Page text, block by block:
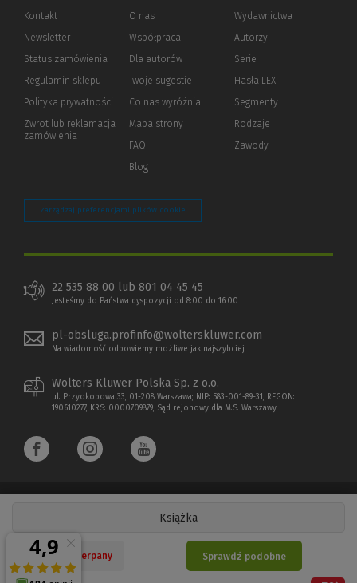
Książka
Nakład wyczerpany Sprawdź podobne
Kontakt
Newsletter
Status zamówienia
Regulamin sklepu
Polityka prywatności (Nowe
(Link
innej
Zwrot lub reklamacja
zamówienia
O nas
Współpraca
Dla autorów(Nowe
(Link
innej
strony)
Twoje sugestie
Co nas wyróżnia
Mapa strony
FAQ
Blog
Wydawnictwa
Autorzy
Serie
Hasła LEX
Segmenty
Rodzaje
Zawody
Zarządzaj preferencjami plików cookie
22 535 88 00 lub 801 04 45 45
Jesteśmy do Państwa dyspozycji od 8:00 do 16:00
pl-obsluga.profinfo@wolterskluwer.com
Na wiadomość odpowiemy możliwe jak najszybciej.
Wolters Kluwer Polska Sp. z o.o.
ul. Przyokopowa 33, 01-208 Warszawa; NIP: 583-001-89-31, REGON:
190610277, KRS: 0000709879, Sąd rejonowy dla M.S. Warszawy
Copyright 1997 - 2026 Wolters Kluwer Polska Sp. z o.o.